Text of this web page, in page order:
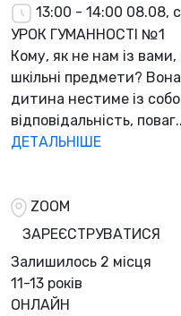
13:00 - 14:00 08.08,
УРОК ГУМАННОСТІ №1
Кому, як не нам із
шкільні предмети?
дитина нестиме із
відповідальність,
ДЕТАЛЬНІШЕ
ZOOM
ЗАРЕЄСТРУВАТИСЯ
Залишилось 2 місця
11-13 років
ОНЛАЙН